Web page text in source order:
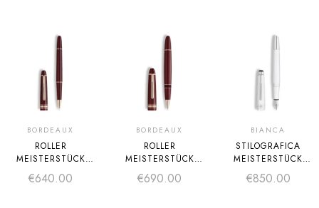
BORDEAUX
ROLLER
MEISTERSTÜCK
BORDEAUX
CLASSIQUE
€640.00
BORDEAUX
ROLLER
MEISTERSTÜCK
BORDEAUX
LEGRAND
€690.00
BIANCA
STILOGRAFICA
MEISTERSTÜCK
CLASSIQUE
BIANCA
€850.00